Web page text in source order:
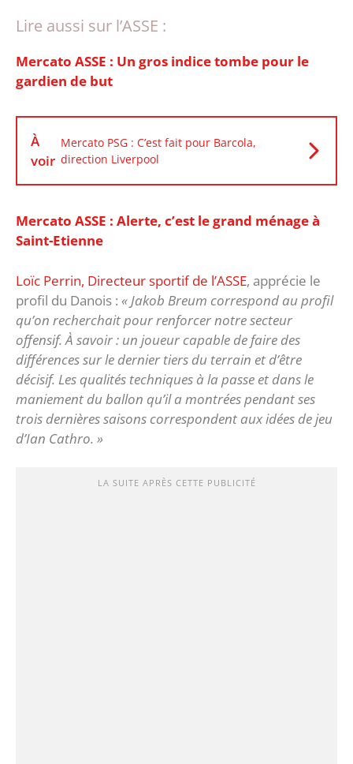
Lire aussi sur l’ASSE :
Mercato ASSE : Un gros indice tombe pour le
gardien de but
À
voir
Mercato PSG : C’est fait pour Barcola,
direction Liverpool
Mercato ASSE : Alerte, c’est le grand ménage à
Saint-Etienne
Loïc Perrin, Directeur sportif de l’ASSE, apprécie le
profil du Danois : « Jakob Breum correspond au profil
qu’on recherchait pour renforcer notre secteur
offensif. À savoir : un joueur capable de faire des
différences sur le dernier tiers du terrain et d’être
décisif. Les qualités techniques à la passe et dans le
maniement du ballon qu’il a montrées pendant ses
trois dernières saisons correspondent aux idées de jeu
d’Ian Cathro. »
LA SUITE APRÈS CETTE PUBLICITÉ